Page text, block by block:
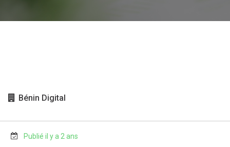
Bénin Digital
Publié il y a 2 ans